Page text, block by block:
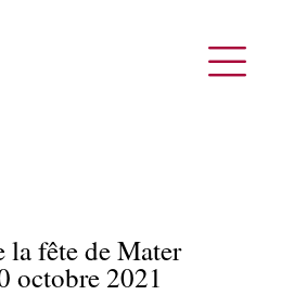
la fête de Mater
octobre 2021